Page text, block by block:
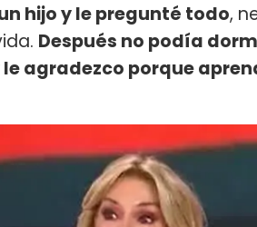
hijo y le pregunté todo,
Después no podía
agradezco porque